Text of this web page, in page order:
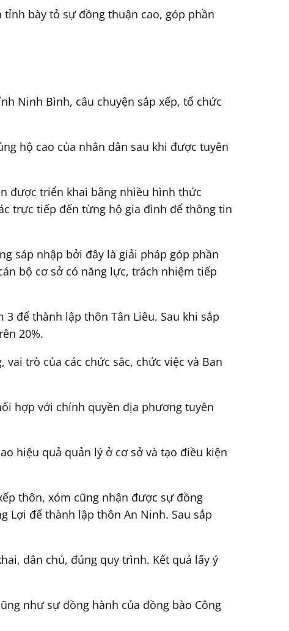
bày tỏ sự đồng thuận cao, góp phần
Ninh Bình, câu chuyện sắp xếp, tổ chức
hộ cao của nhân dân sau khi được tuyên
được triển khai bằng nhiều hình thức
trực tiếp đến từng hộ gia đình để thông tin
sáp nhập bởi đây là giải pháp góp phần
bộ cơ sở có năng lực, trách nhiệm tiếp
để thành lập thôn Tân Liêu. Sau khi sắp
20%.
trò của các chức sắc, chức việc và Ban
hợp với chính quyền địa phương tuyên
hiệu quả quản lý ở cơ sở và tạo điều kiện
thôn, xóm cũng nhận được sự đồng
Lợi để thành lập thôn An Ninh. Sau sắp
dân chủ, đúng quy trình. Kết quả lấy ý
như sự đồng hành của đồng bào Công